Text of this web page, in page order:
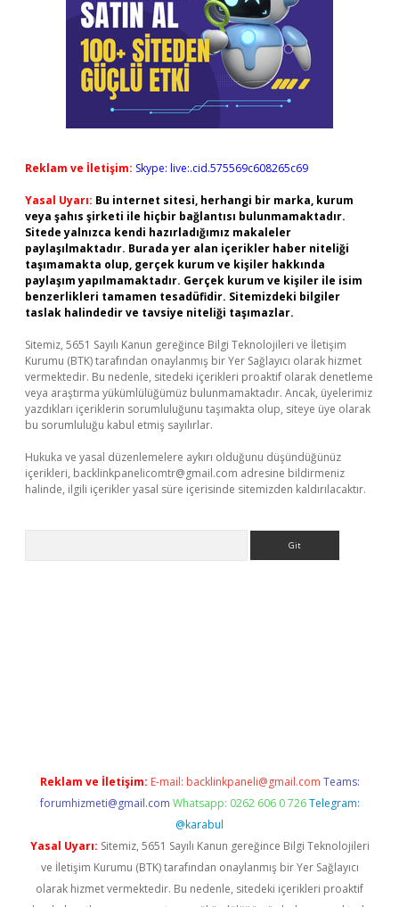
Reklam ve İletişim: Skype: live:.cid.575569c608265c69
Yasal Uyarı: Bu internet sitesi, herhangi bir marka, kurum
veya şahıs şirketi ile hiçbir bağlantısı bulunmamaktadır.
Sitede yalnızca kendi hazırladığımız makaleler
paylaşılmaktadır. Burada yer alan içerikler haber niteliği
taşımamakta olup, gerçek kurum ve kişiler hakkında
paylaşım yapılmamaktadır. Gerçek kurum ve kişiler ile isim
benzerlikleri tamamen tesadüfidir. Sitemizdeki bilgiler
taslak halindedir ve tavsiye niteliği taşımazlar.
Sitemiz, 5651 Sayılı Kanun gereğince Bilgi Teknolojileri ve İletişim
Kurumu (BTK) tarafından onaylanmış bir Yer Sağlayıcı olarak hizmet
vermektedir. Bu nedenle, sitedeki içerikleri proaktif olarak denetleme
veya araştırma yükümlülüğümüz bulunmamaktadır. Ancak, üyelerimiz
yazdıkları içeriklerin sorumluluğunu taşımakta olup, siteye üye olarak
bu sorumluluğu kabul etmiş sayılırlar.
Hukuka ve yasal düzenlemelere aykırı olduğunu düşündüğünüz
içerikleri, backlinkpanelicomtr@gmail.com adresine bildirmeniz
halinde, ilgili içerikler yasal süre içerisinde sitemizden kaldırılacaktır.
Reklam ve İletişim: E-mail: backlinkpaneli@gmail.com Teams:
forumhizmeti@gmail.com Whatsapp: 0262 606 0 726 Telegram:
@karabul
Yasal Uyarı: Sitemiz, 5651 Sayılı Kanun gereğince Bilgi Teknolojileri
ve İletişim Kurumu (BTK) tarafından onaylanmış bir Yer Sağlayıcı
olarak hizmet vermektedir. Bu nedenle, sitedeki içerikleri proaktif